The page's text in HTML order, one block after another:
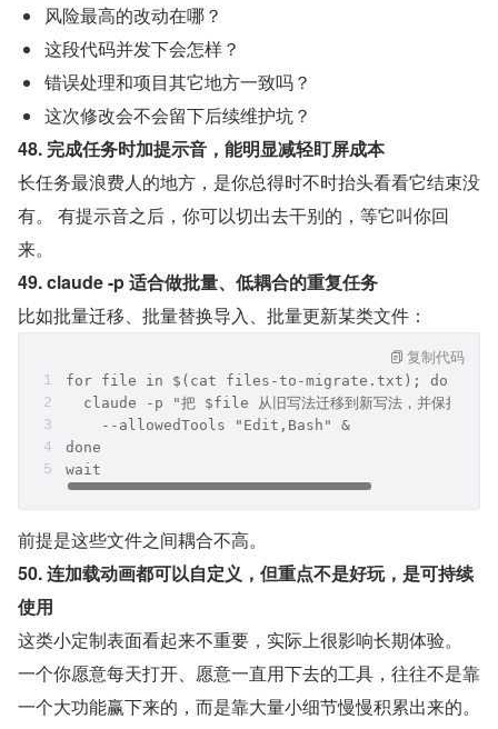
风险最高的改动在哪？
这段代码并发下会怎样？
错误处理和项目其它地方一致吗？
这次修改会不会留下后续维护坑？
48. 完成任务时加提示音，能明显减轻盯屏成本
长任务最浪费人的地方，是你总得时不时抬头看看它结束没
有。 有提示音之后，你可以切出去干别的，等它叫你回
来。
49. claude -p 适合做批量、低耦合的重复任务
比如批量迁移、批量替换导入、批量更新某类文件：
for file in $(cat files-to-migrate.txt); do
claude -p "把 $file 从旧写法迁移到新写法，并保持测试
    --allowedTools "Edit,Bash" &
done
wait
复制代码
前提是这些文件之间耦合不高。
50. 连加载动画都可以自定义，但重点不是好玩，是可持续
使用
这类小定制表面看起来不重要，实际上很影响长期体验。
一个你愿意每天打开、愿意一直用下去的工具，往往不是靠
一个大功能赢下来的，而是靠大量小细节慢慢积累出来的。